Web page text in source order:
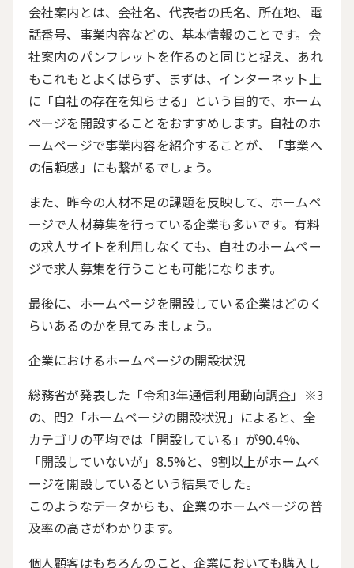
会社案内とは、会社名、代表者の氏名、所在地、電
話番号、事業内容などの、基本情報のことです。会
社案内のパンフレットを作るのと同じと捉え、あれ
もこれもとよくばらず、まずは、インターネット上
に「自社の存在を知らせる」という目的で、ホーム
ページを開設することをおすすめします。自社のホ
ームページで事業内容を紹介することが、「事業へ
の信頼感」にも繋がるでしょう。
また、昨今の人材不足の課題を反映して、ホームペ
ージで人材募集を行っている企業も多いです。有料
の求人サイトを利用しなくても、自社のホームペー
ジで求人募集を行うことも可能になります。
最後に、ホームページを開設している企業はどのく
らいあるのかを見てみましょう。
企業におけるホームページの開設状況
総務省が発表した「令和3年通信利用動向調査」 ※3
の、問2「ホームページの開設状況」によると、 全
カテゴリの平均では「開設している」が90.4%、
「開設していないが」 8.5%と、 9割以上がホームペ
ージを開設しているという結果でした。
このようなデータからも、企業のホームページの普
及率の高さがわかります。
個人顧客はもちろんのこと、企業においても購入し